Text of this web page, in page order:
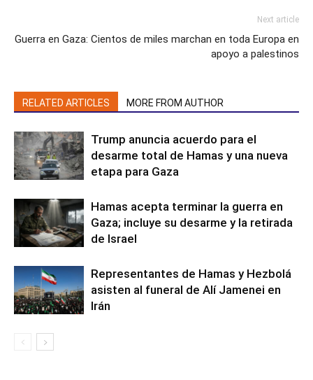
Next article
Guerra en Gaza: Cientos de miles marchan en toda Europa en
apoyo a palestinos
RELATED ARTICLES MORE FROM AUTHOR
Trump anuncia acuerdo para el
desarme total de Hamas y una nueva
etapa para Gaza
Hamas acepta terminar la guerra en
Gaza; incluye su desarme y la retirada
de Israel
Representantes de Hamas y Hezbolá
asisten al funeral de Alí Jamenei en
Irán